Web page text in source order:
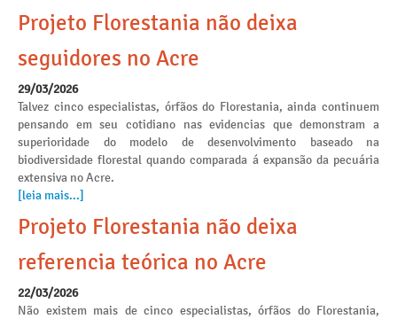
Projeto Florestania não deixa
seguidores no Acre
29/03/2026
Talvez cinco especialistas, órfãos do Florestania, ainda continuem
pensando em seu cotidiano nas evidencias que demonstram a
superioridade do modelo de desenvolvimento baseado na
biodiversidade florestal quando comparada á expansão da pecuária
extensiva no Acre.
[leia mais...]
Projeto Florestania não deixa
referencia teórica no Acre
22/03/2026
Não existem mais de cinco especialistas, órfãos do Florestania,